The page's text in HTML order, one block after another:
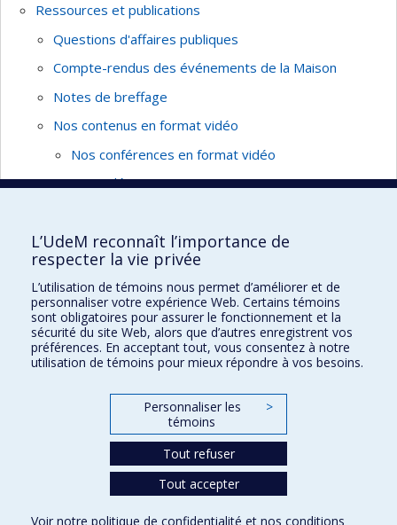
Ressources et publications
Questions d'affaires publiques
Compte-rendus des événements de la Maison
Notes de breffage
Nos contenus en format vidéo
Nos conférences en format vidéo
Nos vidéos courtes
boursières
Infolettres
Maison des affaires publiques et
internationales
L’UdeM reconnaît l’importance de
respecter la vie privée
L’utilisation de témoins nous permet d’améliorer et de
personnaliser votre expérience Web. Certains témoins
sont obligatoires pour assurer le fonctionnement et la
sécurité du site Web, alors que d’autres enregistrent vos
préférences. En acceptant tout, vous consentez à notre
utilisation de témoins pour mieux répondre à vos besoins.
Personnaliser les
témoins
>
Tout refuser
Tout accepter
Voir notre politique de confidentialité et nos conditions